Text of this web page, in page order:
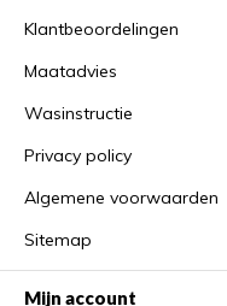
Klantbeoordelingen
Maatadvies
Wasinstructie
Privacy policy
Algemene voorwaarden
Sitemap
Mijn account